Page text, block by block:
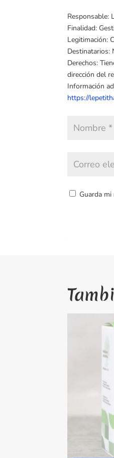
Responsable:
Finalidad:
Legitimación:
Destinatarios:
Derechos:
dirección del
Información
https://
Guarda